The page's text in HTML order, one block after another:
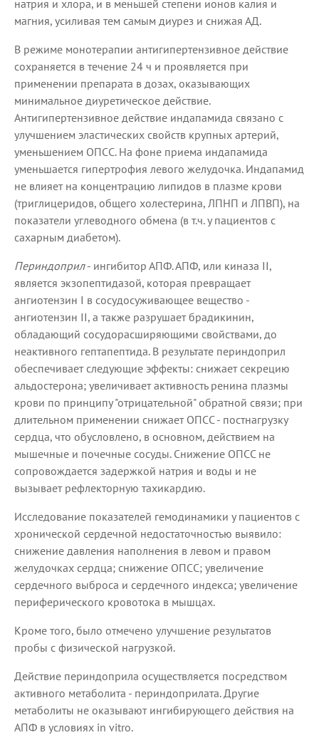
натрия и хлора, и в меньшей степени ионов калия и
магния, усиливая тем самым диурез и снижая АД.
В режиме монотерапии антигипертензивное действие
сохраняется в течение 24 ч и проявляется при
применении препарата в дозах, оказывающих
минимальное диуретическое действие.
Антигипертензивное действие индапамида связано с
улучшением эластических свойств крупных артерий,
уменьшением ОПСС. На фоне приема индапамида
уменьшается гипертрофия левого желудочка. Индапамид
не влияет на концентрацию липидов в плазме крови
(триглицеридов, общего холестерина, ЛПНП и ЛПВП), на
показатели углеводного обмена (в т.ч. у пациентов с
сахарным диабетом).
Периндоприл- ингибитор АПФ. АПФ, или киназа II,
является экзопептидазой, которая превращает
ангиотензин I в сосудосуживающее вещество -
ангиотензин II, а также разрушает брадикинин,
обладающий сосудорасширяющими свойствами, до
неактивного гептапептида. В результате периндоприл
обеспечивает следующие эффекты: снижает секрецию
альдостерона; увеличивает активность ренина плазмы
крови по принципу "отрицательной" обратной связи; при
длительном применении снижает ОПСС - постнагрузку
сердца, что обусловлено, в основном, действием на
мышечные и почечные сосуды. Снижение ОПСС не
сопровождается задержкой натрия и воды и не
вызывает рефлекторную тахикардию.
Исследование показателей гемодинамики у пациентов с
хронической сердечной недостаточностью выявило:
снижение давления наполнения в левом и правом
желудочках сердца; снижение ОПСС; увеличение
сердечного выброса и сердечного индекса; увеличение
периферического кровотока в мышцах.
Кроме того, было отмечено улучшение результатов
пробы с физической нагрузкой.
Действие периндоприла осуществляется посредством
активного метаболита - периндоприлата. Другие
метаболиты не оказывают ингибирующего действия на
АПФ в условиях in vitro.